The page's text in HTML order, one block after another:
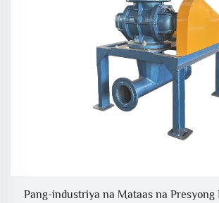
Pang-industriya na Mataas na Presyong